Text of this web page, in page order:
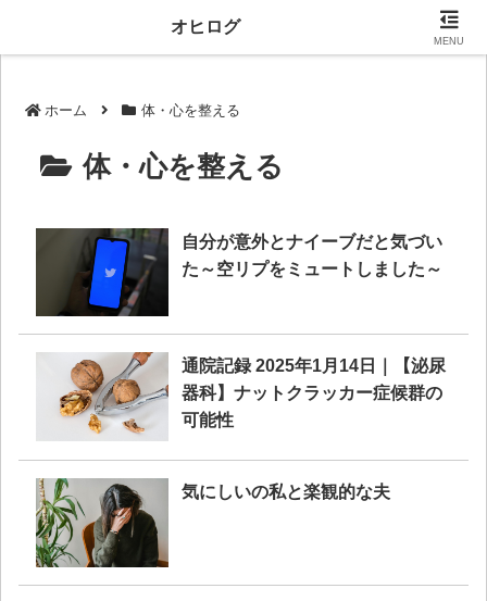
当サイトにはプロモーションが含まれます。
ホーム 体・心を整える
体・心を整える
自分が意外とナイーブだと気づい
た～空リプをミュートしました～
通院記録 2025年1月14日｜【泌尿
器科】ナットクラッカー症候群の
可能性
気にしいの私と楽観的な夫
オヒログ
MENU